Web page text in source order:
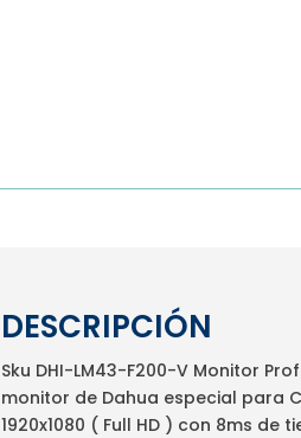
DESCRIPCIÓN
Sku DHI-LM43-F200-V Monitor
monitor de Dahua especial para
1920x1080 ( Full HD ) con 8ms